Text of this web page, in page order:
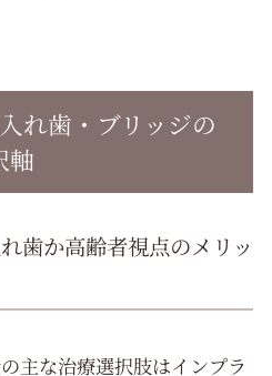
れ歯・ブリッジの
軸
歯か高齢者視点のメリッ
主な治療選択肢はインプラ